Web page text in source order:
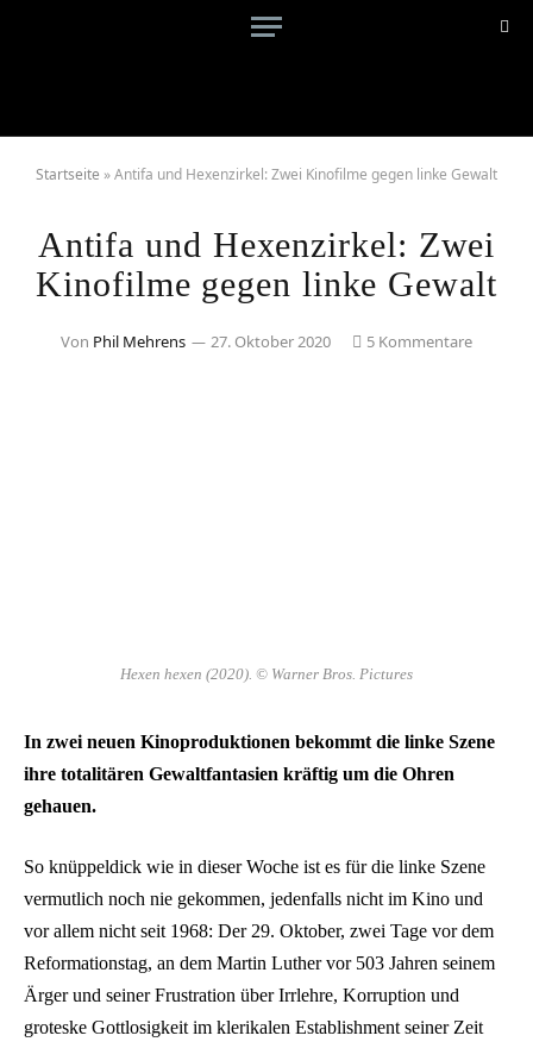
Startseite »Antifa und Hexenzirkel: Zwei Kinofilme gegen linke Gewalt
Antifa und Hexenzirkel: Zwei
Kinofilme gegen linke Gewalt
Von Phil Mehrens 27. Oktober 2020 5 Kommentare
Hexen hexen (2020). © Warner Bros. Pictures
In zwei neuen Kinoproduktionen bekommt die linke Szene
ihre totalitären Gewaltfantasien kräftig um die Ohren
gehauen.
So knüppeldick wie in dieser Woche ist es für die linke Szene
vermutlich noch nie gekommen, jedenfalls nicht im Kino und
vor allem nicht seit 1968: Der 29. Oktober, zwei Tage vor dem
Reformationstag, an dem Martin Luther vor 503 Jahren seinem
Ärger und seiner Frustration über Irrlehre, Korruption und
groteske Gottlosigkeit im klerikalen Establishment seiner Zeit